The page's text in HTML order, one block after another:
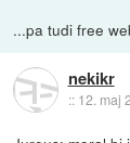
...pa tudi free
nekikr
:: 12. maj